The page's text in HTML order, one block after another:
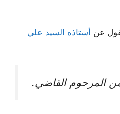
عن أستاذه السيد علي
المرحوم القاضي.